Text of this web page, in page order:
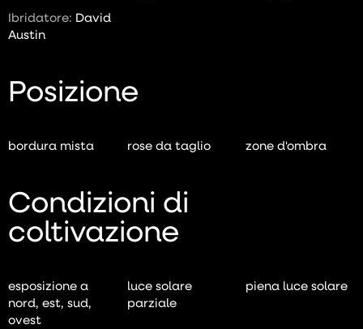
Ibridatore: David
Austin
Posizione
bordura mista rose da taglio zone d'ombra
Condizioni di
coltivazione
esposizione a
nord, est, sud,
ovest
luce solare
parziale
piena luce solare